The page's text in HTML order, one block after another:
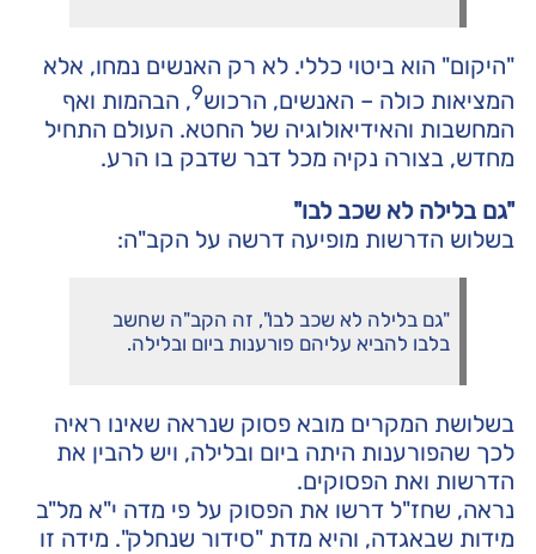
"היקום" הוא ביטוי כללי. לא רק האנשים נמחו, אלא
המציאות כולה – האנשים, הרכוש9, הבהמות ואף
המחשבות והאידיאולוגיה של החטא. העולם התחיל
מחדש, בצורה נקיה מכל דבר שדבק בו הרע.
"גם בלילה לא שכב לבו"
בשלוש הדרשות מופיעה דרשה על הקב"ה:
"גם בלילה לא שכב לבו", זה הקב"ה שחשב
בלבו להביא עליהם פורענות ביום ובלילה.
בשלושת המקרים מובא פסוק שנראה שאינו ראיה
לכך שהפורענות היתה ביום ובלילה, ויש להבין את
הדרשות ואת הפסוקים.
נראה, שחז"ל דרשו את הפסוק על פי מדה י"א מל"ב
מידות שבאגדה, והיא מדת "סידור שנחלק". מידה זו